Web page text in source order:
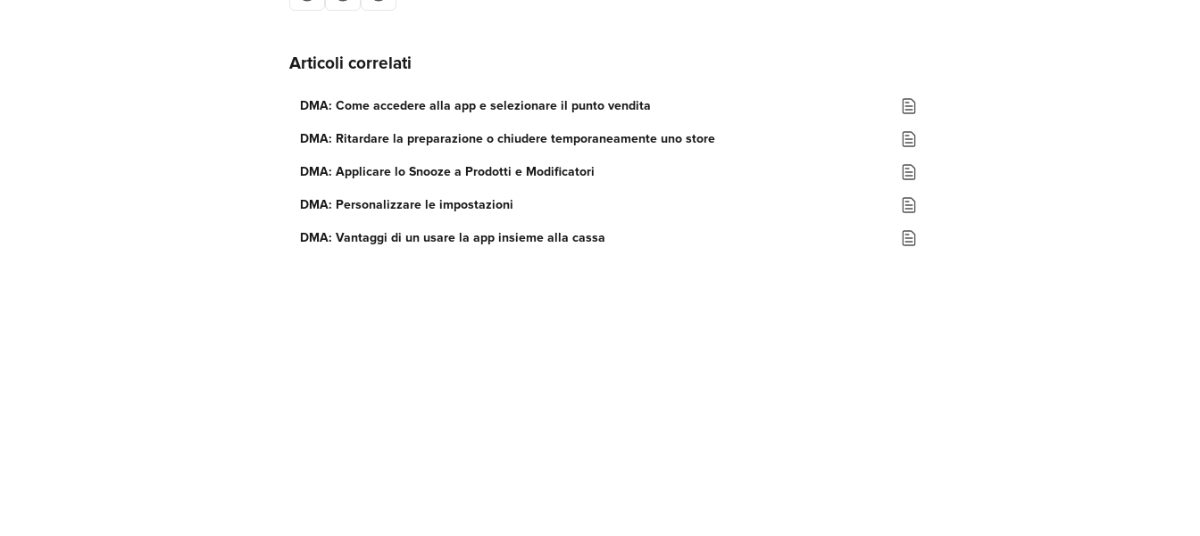
Articoli correlati
DMA: Come accedere alla app e selezionare il punto vendita
DMA: Ritardare la preparazione o chiudere temporaneamente uno store
DMA: Applicare lo Snooze a Prodotti e Modificatori
DMA: Personalizzare le impostazioni
DMA: Vantaggi di un usare la app insieme alla cassa